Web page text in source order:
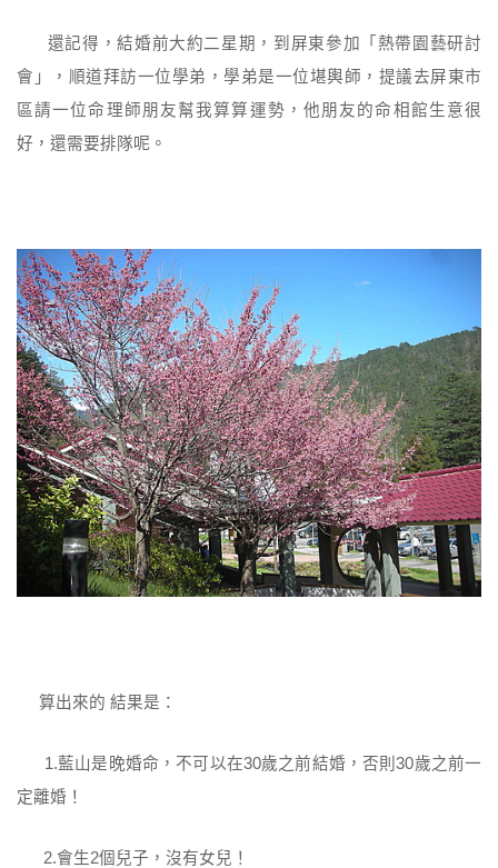
還記得，結婚前大約二星期，到屏東參加「熱帶園藝研討
會」，順道拜訪一位學弟，學弟是一位堪輿師，提議去屏東市
區請一位命理師朋友幫我算算運勢，他朋友的命相館生意很
好，還需要排隊呢。
算出來的 結果是：
1.藍山是晚婚命，不可以在30歲之前結婚，否則30歲之前一
定離婚！
2.會生2個兒子，沒有女兒！